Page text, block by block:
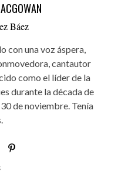
Báez
con una voz áspera,
cantautor
como el líder de la
durante la década de
de noviembre. Tenía